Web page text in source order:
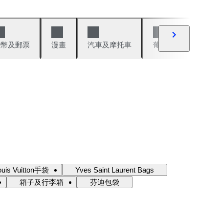
及郵票 漫畫 汽車及摩托車 葡萄酒與烈酒
Vuitton手袋
Yves Saint Laurent Bags
箱子及行李箱
芬迪包袋